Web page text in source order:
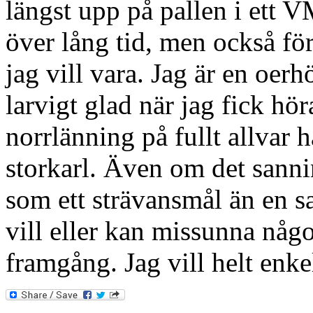
längst upp på pallen i ett
över lång tid, men också
jag vill vara. Jag är en
larvigt glad när jag fick
norrlänning på fullt allvar
storkarl. Även om det
som ett strävansmål än en
vill eller kan missunna
framgång. Jag vill helt